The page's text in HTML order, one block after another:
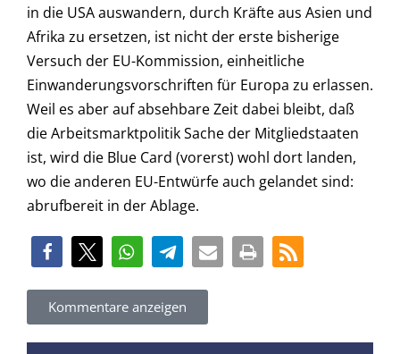
in die USA auswandern, durch Kräfte aus Asien und
Afrika zu ersetzen, ist nicht der erste bisherige
Versuch der EU-Kommission, einheitliche
Einwanderungsvorschriften für Europa zu erlassen.
Weil es aber auf absehbare Zeit dabei bleibt, daß
die Arbeitsmarktpolitik Sache der Mitgliedstaaten
ist, wird die Blue Card (vorerst) wohl dort landen,
wo die anderen EU-Entwürfe auch gelandet sind:
abrufbereit in der Ablage.
Kommentare anzeigen